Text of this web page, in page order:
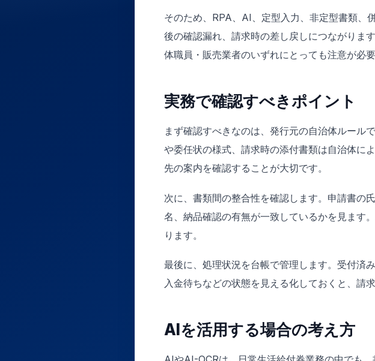
そのため、RPA、AI、定型入力、非定型書類、
後の確認漏れ、請求時の差し戻しにつながりま
体職員・販売業者のいずれにとっても注意が必要
実務で確認すべきポイント
まず確認すべきなのは、発行元の自治体ルール
や委任状の様式、請求時の添付書類は自治体に
先の案内を確認することが大切です。
次に、書類間の整合性を確認します。申請書の
名、納品確認の有無が一致しているかを見ます
ります。
最後に、処理状況を台帳で管理します。受付済
入金待ちなどの状態を見える化しておくと、請
AIを活用する場合の考え方